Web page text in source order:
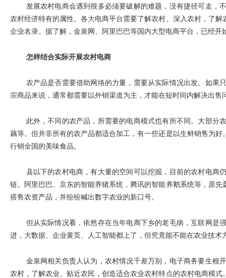
发展农村电商会遇到很多必须要破解的难题，没有捷径可走，
农村经济特有的属性。各大电商平台需要了解农村、深入农村，了
企业名录。据了解，金泉网、阿里巴巴等国内大型电商平台，已经开
怎样结合实际开展农村电商
农产品是否需要借助网络的力量，需要从实际情况出发。如果
宗商品来说，通常都需要以外销渠道为主，才能在短时间内解决出售
此外，不同的农产品，所需要的电商模式也有所不同。大部分
藕等。但并非所有的农产品都适合加工，有一些还是以生鲜销售为
行销全国的美味食品。
县以下的农村电商，有大量的空间可以挖掘，目前的农村电商
链。阿里巴巴、京东的智能养猪系统，腾讯的智能养鹅系统等，原
搭售农资产品，并纷纷喊出数字农业的新口号。
但从实际情况看，依然存在当年电商下乡的老毛病，互联网是
进，大数据、企业黄页、人工智能都上了，但究竟能不能在农业技
金泉网相关负责人认为，农村情况千差万别，电子商务要生根
农村，了解农业、贴近农民，创造适合农业农村特点的农村电商模